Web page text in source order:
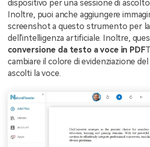
dispositivo per una sessione di
Inoltre, puoi anche aggiungere
screenshot a questo strumento per
dell'intelligenza artificiale. Inoltre,
conversione da testo a voce in PDF
cambiare il colore di evidenziazione
ascolti la voce.